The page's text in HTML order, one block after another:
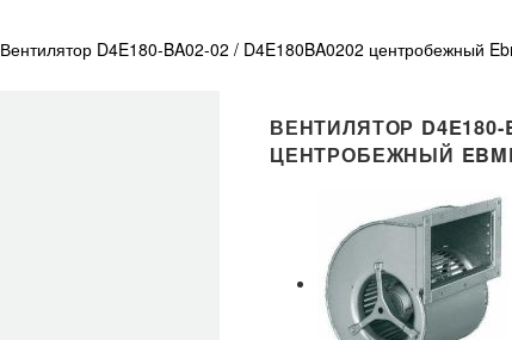
Вентилятор D4E180-BA02-02 / D4E180BA0202 центробежный
ВЕНТИЛЯТОР D4E180-
ЦЕНТРОБЕЖНЫЙ